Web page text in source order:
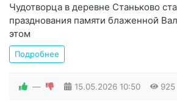
Чудотворца в деревне Станьково
празднования памяти блаженной
этом
Подробнее
— 15.05.2026 10:50 925